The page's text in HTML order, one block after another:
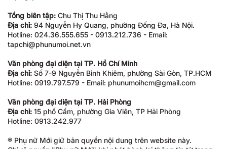
Tổng biên tập: Chu Thị Thu Hằng
Địa chỉ: 94 Nguyễn Hy Quang, phường Đống Đa, Hà Nội.
Hotline: 024.36.555.655 - 0913.212.736 - Email:
tapchi@phunumoi.net.vn
Văn phòng đại diện tại TP. Hồ Chí Minh
Địa chỉ: Số 7-9 Nguyễn Bỉnh Khiêm, phường Sài Gòn, TP.HCM
Hotline: 0919.797.579 - Email: phunumoihcm@gmail.com
Văn phòng đại diện tại TP. Hải Phòng
Địa chỉ: 15 phố Cấm, phường Gia Viên, TP Hải Phòng
Hotline: 0913.242.977
® Phụ nữ Mới giữ bản quyền nội dung trên website này.